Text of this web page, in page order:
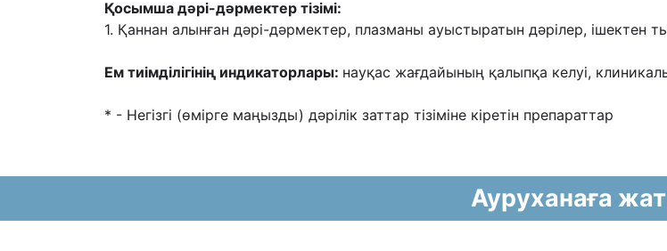
Қосымша дәрі-дәрмектер тізімі:
1. Қаннан алынған дәрі-дәрмектер, плазманы ауыстыратын дәрілер, ішектен
Ем тиімділігінің индикаторлары: науқас жағдайының қалыпқа келуі,
* - Негізгі (өмірге маңызды) дәрілік заттар тізіміне кіретін препараттар
Ауруханаға